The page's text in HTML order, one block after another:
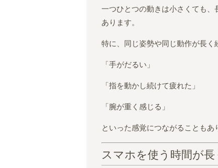
一つひとつの動きは小さくても
あります。
特に、同じ姿勢や同じ動作が長く
「手がだるい」
「指を動かし続けて疲れた」
「腕が重く感じる」
といった感覚につながることもあ
スマホを使う時間が